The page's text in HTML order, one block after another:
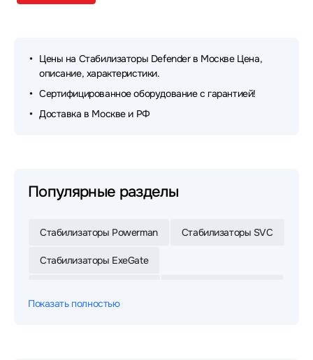
Цены на Стабилизаторы Defender в Москве Цена,
описание, характеристики.
Сертифицированное оборудование с гарантией!
Доставка в Москве и РФ
Популярные разделы
Стабилизаторы Powerman Стабилизаторы SVC
Стабилизаторы ExeGate
Показать полностью